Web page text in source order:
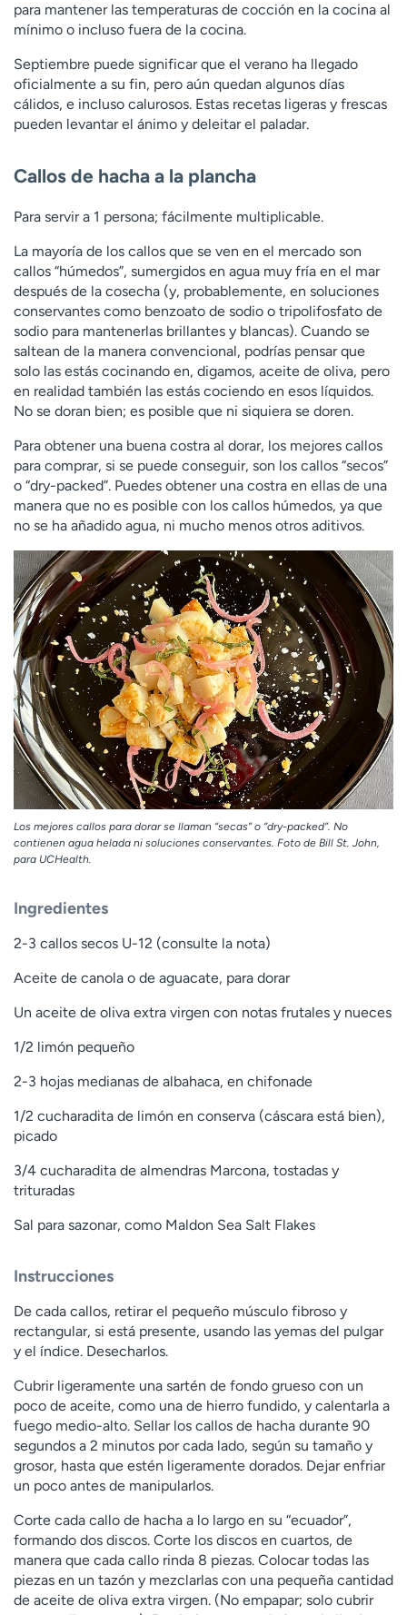
r
r
para mantener las temperaturas de cocción en la cocina al
mínimo o incluso fuera de la cocina.
Septiembre puede significar que el verano ha llegado
oficialmente a su fin, pero aún quedan algunos días
cálidos, e incluso calurosos. Estas recetas ligeras y frescas
pueden levantar el ánimo y deleitar el paladar.
Callos de hacha a la plancha
Para servir a 1 persona; fácilmente multiplicable.
La mayoría de los callos que se ven en el mercado son
callos “húmedos”, sumergidos en agua muy fría en el mar
después de la cosecha (y, probablemente, en soluciones
conservantes como benzoato de sodio o tripolifosfato de
sodio para mantenerlas brillantes y blancas). Cuando se
saltean de la manera convencional, podrías pensar que
solo las estás cocinando en, digamos, aceite de oliva, pero
en realidad también las estás cociendo en esos líquidos.
No se doran bien; es posible que ni siquiera se doren.
Para obtener una buena costra al dorar, los mejores callos
para comprar, si se puede conseguir, son los callos “secos”
o “dry-packed”. Puedes obtener una costra en ellas de una
manera que no es posible con los callos húmedos, ya que
no se ha añadido agua, ni mucho menos otros aditivos.
Los mejores callos para dorar se llaman “secas” o “dry-packed”. No
contienen agua helada ni soluciones conservantes. Foto de Bill St. John,
para UCHealth.
Ingredientes
2-3 callos secos U-12 (consulte la nota)
Aceite de canola o de aguacate, para dorar
Un aceite de oliva extra virgen con notas frutales y nueces
1/2 limón pequeño
2-3 hojas medianas de albahaca, en chifonade
1/2 cucharadita de limón en conserva (cáscara está bien),
picado
3/4 cucharadita de almendras Marcona, tostadas y
trituradas
Sal para sazonar, como Maldon Sea Salt Flakes
Instrucciones
De cada callos, retirar el pequeño músculo fibroso y
rectangular, si está presente, usando las yemas del pulgar
y el índice. Desecharlos.
Cubrir ligeramente una sartén de fondo grueso con un
poco de aceite, como una de hierro fundido, y calentarla a
fuego medio-alto. Sellar los callos de hacha durante 90
segundos a 2 minutos por cada lado, según su tamaño y
grosor, hasta que estén ligeramente dorados. Dejar enfriar
un poco antes de manipularlos.
Corte cada callo de hacha a lo largo en su “ecuador”,
formando dos discos. Corte los discos en cuartos, de
manera que cada callo rinda 8 piezas. Colocar todas las
piezas en un tazón y mezclarlas con una pequeña cantidad
de aceite de oliva extra virgen. (No empapar; solo cubrir